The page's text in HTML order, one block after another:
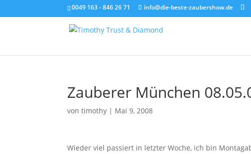
0049 163 - 846 26 71 info@die-beste-zaubershow.de
Zauberer München
vontimothy | Mai 9, 2008
Wieder viel passiert in letzter Woche, ich bin